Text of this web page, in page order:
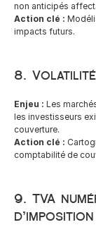
non anticipés
Action clé :
impacts futurs.
8.
Enjeu : Les
les investisseurs
couverture.
Action clé :
comptabilité de
9. TVA
d’imposition